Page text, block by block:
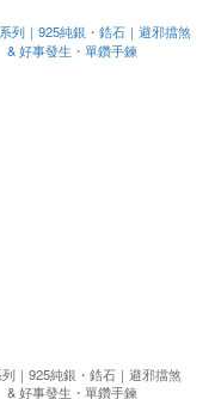
｜925純銀・鋯石｜避邪擋煞
& 好事發生・單鑽手鍊